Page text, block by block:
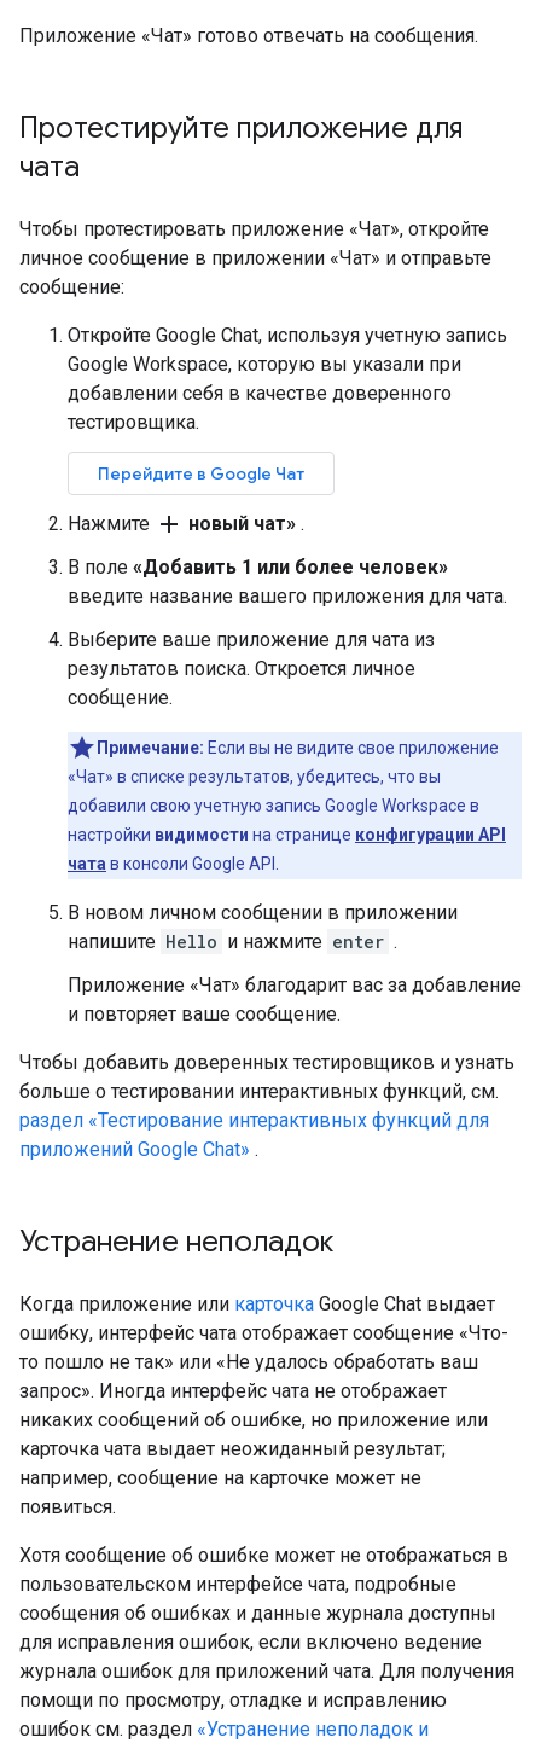
Приложение «Чат» готово отвечать на сообщения.
Протестируйте приложение для
чата
Чтобы протестировать приложение «Чат», откройте
личное сообщение в приложении «Чат» и отправьте
сообщение:
Откройте Google Chat, используя учетную запись
Google Workspace, которую вы указали при
добавлении себя в качестве доверенного
тестировщика.
Перейдите в Google Чат
Нажмите add новый чат» .
В поле «Добавить 1 или более человек»
введите название вашего приложения для чата.
Выберите ваше приложение для чата из
результатов поиска. Откроется личное
сообщение.
Примечание: Если вы не видите свое приложение
«Чат» в списке результатов, убедитесь, что вы
добавили свою учетную запись Google Workspace в
настройки видимости на странице конфигурации API
чата в консоли Google API.
В новом личном сообщении в приложении
напишите Hello и нажмите enter .
Приложение «Чат» благодарит вас за добавление
и повторяет ваше сообщение.
Чтобы добавить доверенных тестировщиков и узнать
больше о тестировании интерактивных функций, см.
раздел «Тестирование интерактивных функций для
приложений Google Chat» .
Устранение неполадок
Когда приложение или карточка Google Chat выдает
ошибку, интерфейс чата отображает сообщение «Что-
то пошло не так» или «Не удалось обработать ваш
запрос». Иногда интерфейс чата не отображает
никаких сообщений об ошибке, но приложение или
карточка чата выдает неожиданный результат;
например, сообщение на карточке может не
появиться.
Хотя сообщение об ошибке может не отображаться в
пользовательском интерфейсе чата, подробные
сообщения об ошибках и данные журнала доступны
для исправления ошибок, если включено ведение
журнала ошибок для приложений чата. Для получения
помощи по просмотру, отладке и исправлению
ошибок см. раздел «Устранение неполадок и